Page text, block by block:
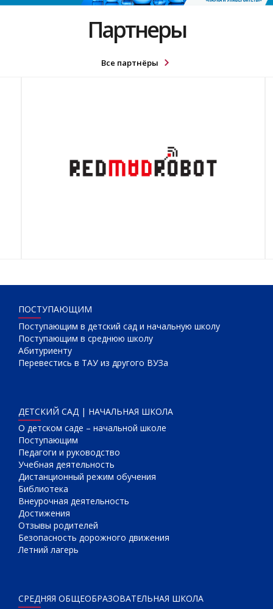
Партнеры
Все партнёры
ПОСТУПАЮЩИМ
Поступающим в детский сад и начальную школу
Поступающим в среднюю школу
Абитуриенту
Перевестись в ТАУ из другого ВУЗа
ДЕТСКИЙ САД | НАЧАЛЬНАЯ ШКОЛА
О детском саде – начальной школе
Поступающим
Педагоги и руководство
Учебная деятельность
Дистанционный режим обучения
Библиотека
Внеурочная деятельность
Достижения
Отзывы родителей
Безопасность дорожного движения
Летний лагерь
СРЕДНЯЯ ОБЩЕОБРАЗОВАТЕЛЬНАЯ ШКОЛА